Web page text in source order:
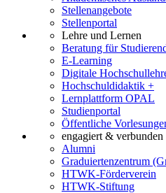
Stellenangebote
Stellenportal
Lehre und Lernen
Beratung für
E-Learning
Digitale
Hochschuldidaktik +
Lernplattform OPAL
Studienportal
Öffentliche
engagiert & verbunden
Alumni
Graduiertenzentrum
HTWK-Förderverein
HTWK-Stiftung